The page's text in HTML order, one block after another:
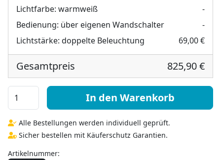
Lichtfarbe: warmweiß
-
Bedienung: über eigenen Wandschalter
-
Lichtstärke: doppelte Beleuchtung 69,00 €
Gesamtpreis 825,90 €
TV Spiegel nach Maß - Viela oben Menge
In den Warenkorb
Alle Bestellungen werden individuell geprüft.
Sicher bestellen mit Käuferschutz Garantien.
Artikelnummer: